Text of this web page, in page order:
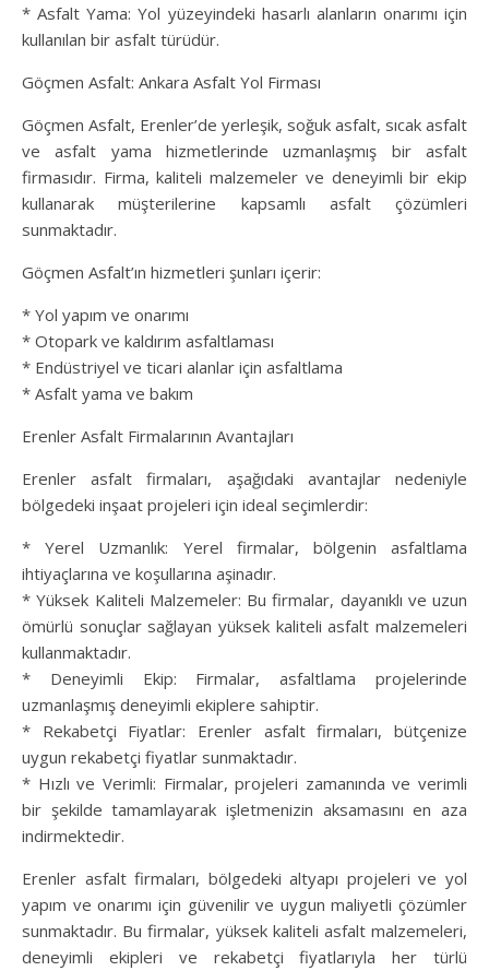
* Asfalt Yama: Yol yüzeyindeki hasarlı alanların onarımı için
kullanılan bir asfalt türüdür.
Göçmen Asfalt: Ankara Asfalt Yol Firması
Göçmen Asfalt, Erenler’de yerleşik, soğuk asfalt, sıcak asfalt
ve asfalt yama hizmetlerinde uzmanlaşmış bir asfalt
firmasıdır. Firma, kaliteli malzemeler ve deneyimli bir ekip
kullanarak müşterilerine kapsamlı asfalt çözümleri
sunmaktadır.
Göçmen Asfalt’ın hizmetleri şunları içerir:
* Yol yapım ve onarımı
* Otopark ve kaldırım asfaltlaması
* Endüstriyel ve ticari alanlar için asfaltlama
* Asfalt yama ve bakım
Erenler Asfalt Firmalarının Avantajları
Erenler asfalt firmaları, aşağıdaki avantajlar nedeniyle
bölgedeki inşaat projeleri için ideal seçimlerdir:
* Yerel Uzmanlık: Yerel firmalar, bölgenin asfaltlama
ihtiyaçlarına ve koşullarına aşinadır.
* Yüksek Kaliteli Malzemeler: Bu firmalar, dayanıklı ve uzun
ömürlü sonuçlar sağlayan yüksek kaliteli asfalt malzemeleri
kullanmaktadır.
* Deneyimli Ekip: Firmalar, asfaltlama projelerinde
uzmanlaşmış deneyimli ekiplere sahiptir.
* Rekabetçi Fiyatlar: Erenler asfalt firmaları, bütçenize
uygun rekabetçi fiyatlar sunmaktadır.
* Hızlı ve Verimli: Firmalar, projeleri zamanında ve verimli
bir şekilde tamamlayarak işletmenizin aksamasını en aza
indirmektedir.
Erenler asfalt firmaları, bölgedeki altyapı projeleri ve yol
yapım ve onarımı için güvenilir ve uygun maliyetli çözümler
sunmaktadır. Bu firmalar, yüksek kaliteli asfalt malzemeleri,
deneyimli ekipleri ve rekabetçi fiyatlarıyla her türlü